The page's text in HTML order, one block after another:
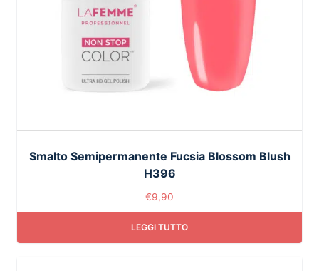
Smalto Semipermanente Fucsia Blossom Blush
H396
€9,90
LEGGI TUTTO